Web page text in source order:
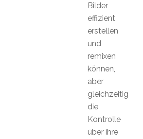
Bilder
effizient
erstellen
und
remixen
können,
aber
gleichzeitig
die
Kontrolle
über ihre